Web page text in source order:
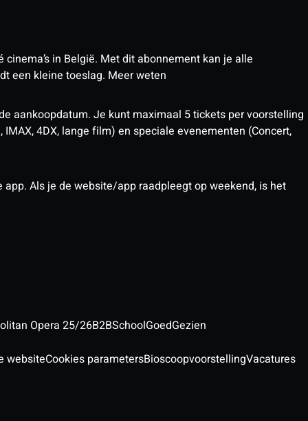
in België. Met dit abonnement kan je alle
een kleine toeslag. Meer weten
aankoopdatum. Je kunt maximaal 5 tickets per voorstelling
4DX, lange film) en speciale evenementen (Concert,
Als je de website/app raadpleegt op weekend, is het
Opera 25/26B2BSchoolGoedGezien
websiteCookies parametersBioscoopvoorstellingVacatures